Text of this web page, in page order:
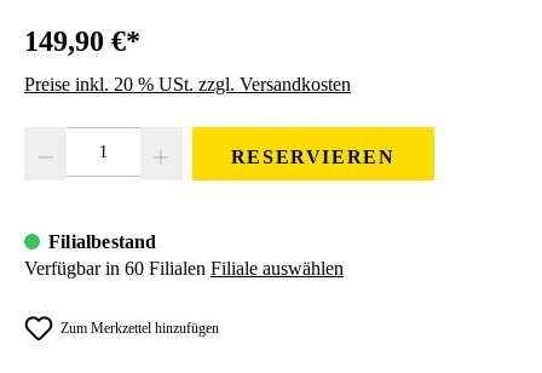
149,90 €*
Preise inkl. 20 % USt. zzgl. Versandkosten
RESERVIEREN
Filialbestand
Verfügbar in 60 Filialen Filiale auswählen
Zum Merkzettel hinzufügen